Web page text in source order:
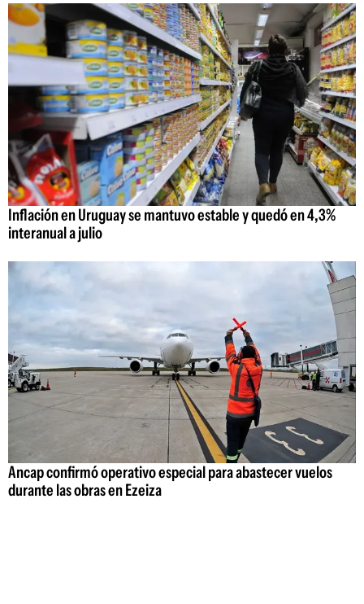
Inflación en Uruguay se mantuvo estable y quedó en 4,3%
interanual a julio
Ancap confirmó operativo especial para abastecer vuelos
durante las obras en Ezeiza